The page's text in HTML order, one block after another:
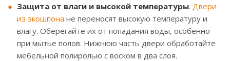
Защита от влаги и высокой температуры. Двери
из экошпона не переносят высокую температуру и
влагу. Оберегайте их от попадания воды, особенно
при мытье полов. Нижнюю часть двери обработайте
мебельной полиролью с воском в два слоя.